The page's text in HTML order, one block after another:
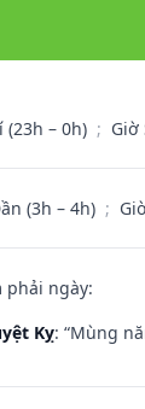
(23h – 0h) ; Giờ
(3h – 4h) ;
phải ngày:
Kỵ: “Mùng